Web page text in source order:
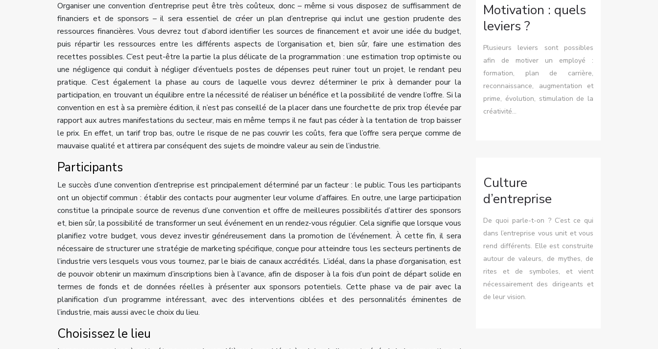
Organiser une convention d’entreprise peut être très coûteux, donc – même si vous disposez de suffisamment de
financiers et de sponsors – il sera essentiel de créer un plan d’entreprise qui inclut une gestion prudente des
ressources financières. Vous devrez tout d’abord identifier les sources de financement et avoir une idée du budget,
puis répartir les ressources entre les différents aspects de l’organisation et, bien sûr, faire une estimation des
recettes possibles. C’est peut-être la partie la plus délicate de la programmation : une estimation trop optimiste ou
une négligence qui conduit à négliger d’éventuels postes de dépenses peut ruiner tout un projet, le rendant peu
pratique. C’est également la phase au cours de laquelle vous devrez déterminer le prix à demander pour la
participation, en trouvant un équilibre entre la nécessité de réaliser un bénéfice et la possibilité de vendre l’offre. Si la
convention en est à sa première édition, il n’est pas conseillé de la placer dans une fourchette de prix trop élevée par
rapport aux autres manifestations du secteur, mais en même temps il ne faut pas céder à la tentation de trop baisser
le prix. En effet, un tarif trop bas, outre le risque de ne pas couvrir les coûts, fera que l’offre sera perçue comme de
mauvaise qualité et attirera par conséquent des sujets de moindre valeur au sein de l’industrie.
Participants
Le succès d’une convention d’entreprise est principalement déterminé par un facteur : le public. Tous les participants
ont un objectif commun : établir des contacts pour augmenter leur volume d’affaires. En outre, une large participation
constitue la principale source de revenus d’une convention et offre de meilleures possibilités d’attirer des sponsors
et, bien sûr, la possibilité de transformer un seul événement en un rendez-vous régulier. Cela signifie que lorsque vous
planifiez votre budget, vous devez investir généreusement dans la promotion de l’événement. À cette fin, il sera
nécessaire de structurer une stratégie de marketing spécifique, conçue pour atteindre tous les secteurs pertinents de
l’industrie vers lesquels vous vous tournez, par le biais de canaux accrédités. L’idéal, dans la phase d’organisation, est
de pouvoir obtenir un maximum d’inscriptions bien à l’avance, afin de disposer à la fois d’un point de départ solide en
termes de fonds et de données réelles à présenter aux sponsors potentiels. Cette phase va de pair avec la
planification d’un programme intéressant, avec des interventions ciblées et des personnalités éminentes de
l’industrie, mais aussi avec le choix du lieu.
Choisissez le lieu
Motivation : quels
leviers ?
Plusieurs leviers sont possibles
afin de motiver un employé :
formation, plan de carrière,
reconnaissance, augmentation et
prime, évolution, stimulation de la
créativité…
Culture
d’entreprise
De quoi parle-t-on ? C’est ce qui
dans l’entreprise vous unit et vous
rend différents. Elle est construite
autour de valeurs, de mythes, de
rites et de symboles, et vient
nécessairement des dirigeants et
de leur vision.